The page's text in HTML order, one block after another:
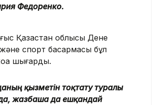
Федоренко.
Қазақстан облысы Дене
спорт басқармасы бұл
шығарды.
қызметін тоқтату туралы
жазбаша да ешқандай